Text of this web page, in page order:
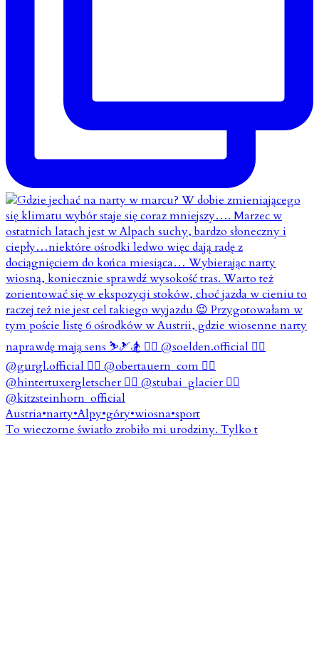
To wieczorne światło zrobiło mi urodziny. Tylko t